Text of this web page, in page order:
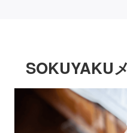
SOKUYAKU